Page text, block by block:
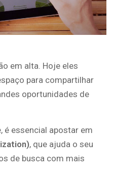
em alta. Hoje eles
para compartilhar
oportunidades de
é essencial apostar em
, que ajuda o seu
de busca com mais